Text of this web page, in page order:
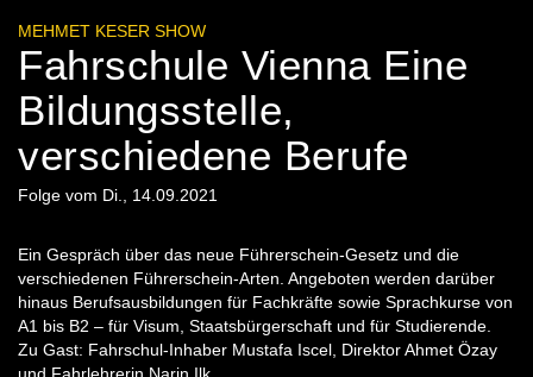
MEHMET KESER SHOW
Fahrschule Vienna Eine
Bildungsstelle,
verschiedene Berufe
Folge vom Di., 14.09.2021
Ein Gespräch über das neue Führerschein-Gesetz und die
verschiedenen Führerschein-Arten. Angeboten werden darüber
hinaus Berufsausbildungen für Fachkräfte sowie Sprachkurse von
A1 bis B2 – für Visum, Staatsbürgerschaft und für Studierende.
Zu Gast: Fahrschul-Inhaber Mustafa Iscel, Direktor Ahmet Özay